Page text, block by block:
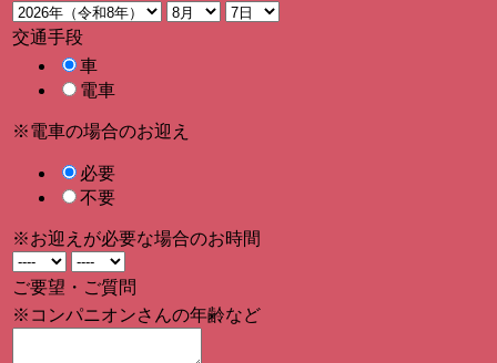
交通手段
車
電車
※電車の場合のお迎え
必要
不要
※お迎えが必要な場合のお時間
ご要望・ご質問
※コンパニオンさんの年齢など